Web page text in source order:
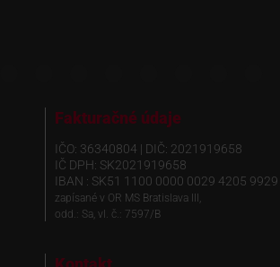
Fakturačné údaje
IČO: 36340804 | DIČ: 2021919658
IČ DPH: SK2021919658
IBAN : SK51 1100 0000 0029 4205 9929
zapísané v OR MS Bratislava III,
odd.: Sa, vl. č.: 7597/B